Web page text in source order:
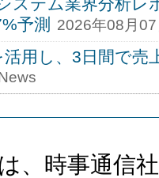
ステム業界分析レ
予測
2026年08月
用し、3日間で売
、時事通信